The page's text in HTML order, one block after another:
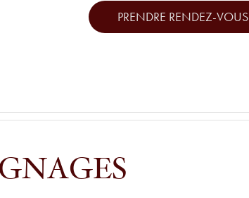
PRENDRE RENDEZ-VOUS